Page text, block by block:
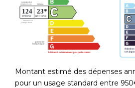
Montant estimé des dépenses
pour un usage standard entre